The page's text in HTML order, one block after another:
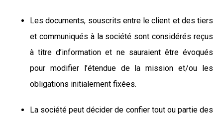
Les documents, souscrits entre le client et des tiers
et communiqués à la société sont considérés reçus
à titre d’information et ne sauraient être évoqués
pour modifier l’étendue de la mission et/ou les
obligations initialement fixées.
La société peut décider de confier tout ou partie des